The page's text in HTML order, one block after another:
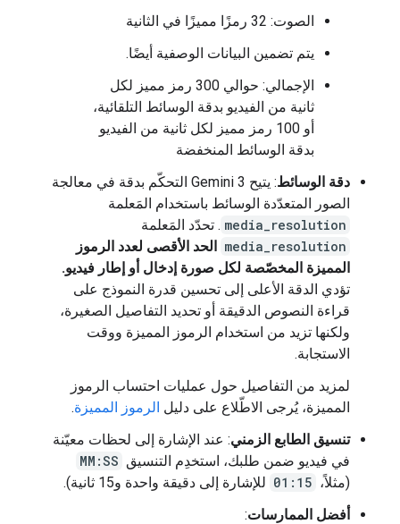
الصوت: 32 رمزًا مميزًا في الثانية
يتم تضمين البيانات الوصفية أيضًا.
الإجمالي: حوالي 300 رمز مميز لكل
ثانية من الفيديو بدقة الوسائط التلقائية،
أو 100 رمز مميز لكل ثانية من الفيديو
بدقة الوسائط المنخفضة
دقة الوسائط
: يتيح Gemini 3 التحكّم بدقة في معالجة
الصور المتعدّدة الوسائط باستخدام المَعلمة
media_resolution . تحدّد المَعلمة
media_resolution الحد الأقصى لعدد الرموز
المميزة المخصّصة لكل صورة إدخال أو إطار فيديو.
تؤدي الدقة الأعلى إلى تحسين قدرة النموذج على
قراءة النصوص الدقيقة أو تحديد التفاصيل الصغيرة،
ولكنها تزيد من استخدام الرموز المميزة ووقت
الاستجابة.
لمزيد من التفاصيل حول عمليات احتساب الرموز
المميزة، يُرجى الاطّلاع على دليل الرموز المميزة.
تنسيق الطابع الزمني: عند الإشارة إلى لحظات معيّنة
في فيديو ضمن طلبك، استخدِم التنسيق MM:SS
(مثلاً، 01:15 للإشارة إلى دقيقة واحدة و15 ثانية).
أفضل الممارسات: